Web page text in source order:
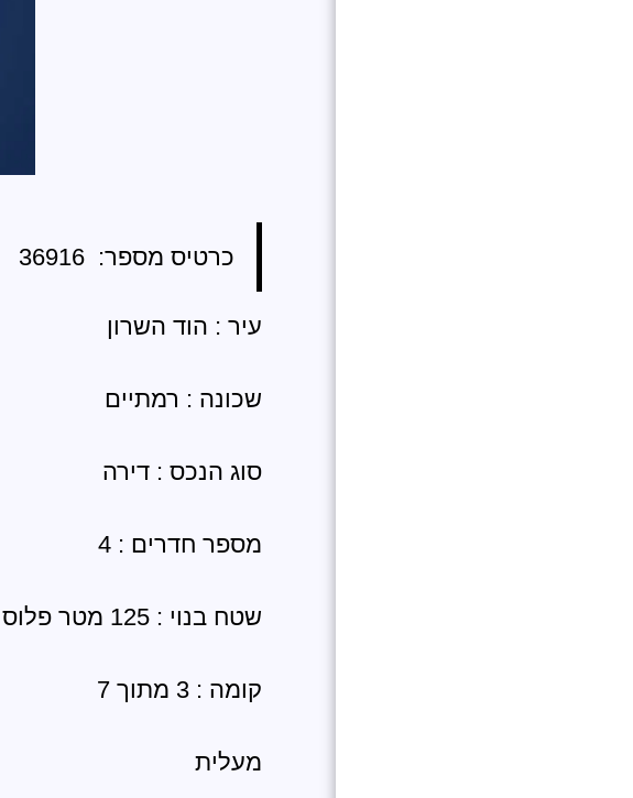
כרטיס מספר: 36916
עיר : הוד השרון
שכונה : רמתיים
סוג הנכס : דירה
מספר חדרים : 4
שטח בנוי : 125 מטר פלוס מרפסת שמש
קומה : 3 מתוך 7
מעלית